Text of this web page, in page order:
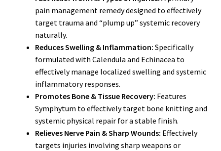
pain management remedy designed to effectively
target trauma and “plump up” systemic recovery
naturally.
Reduces Swelling & Inflammation: Specifically
formulated with Calendula and Echinacea to
effectively manage localized swelling and systemic
inflammatory responses.
Promotes Bone & Tissue Recovery: Features
Symphytum to effectively target bone knitting and
systemic physical repair for a stable finish.
Relieves Nerve Pain & Sharp Wounds: Effectively
targets injuries involving sharp weapons or